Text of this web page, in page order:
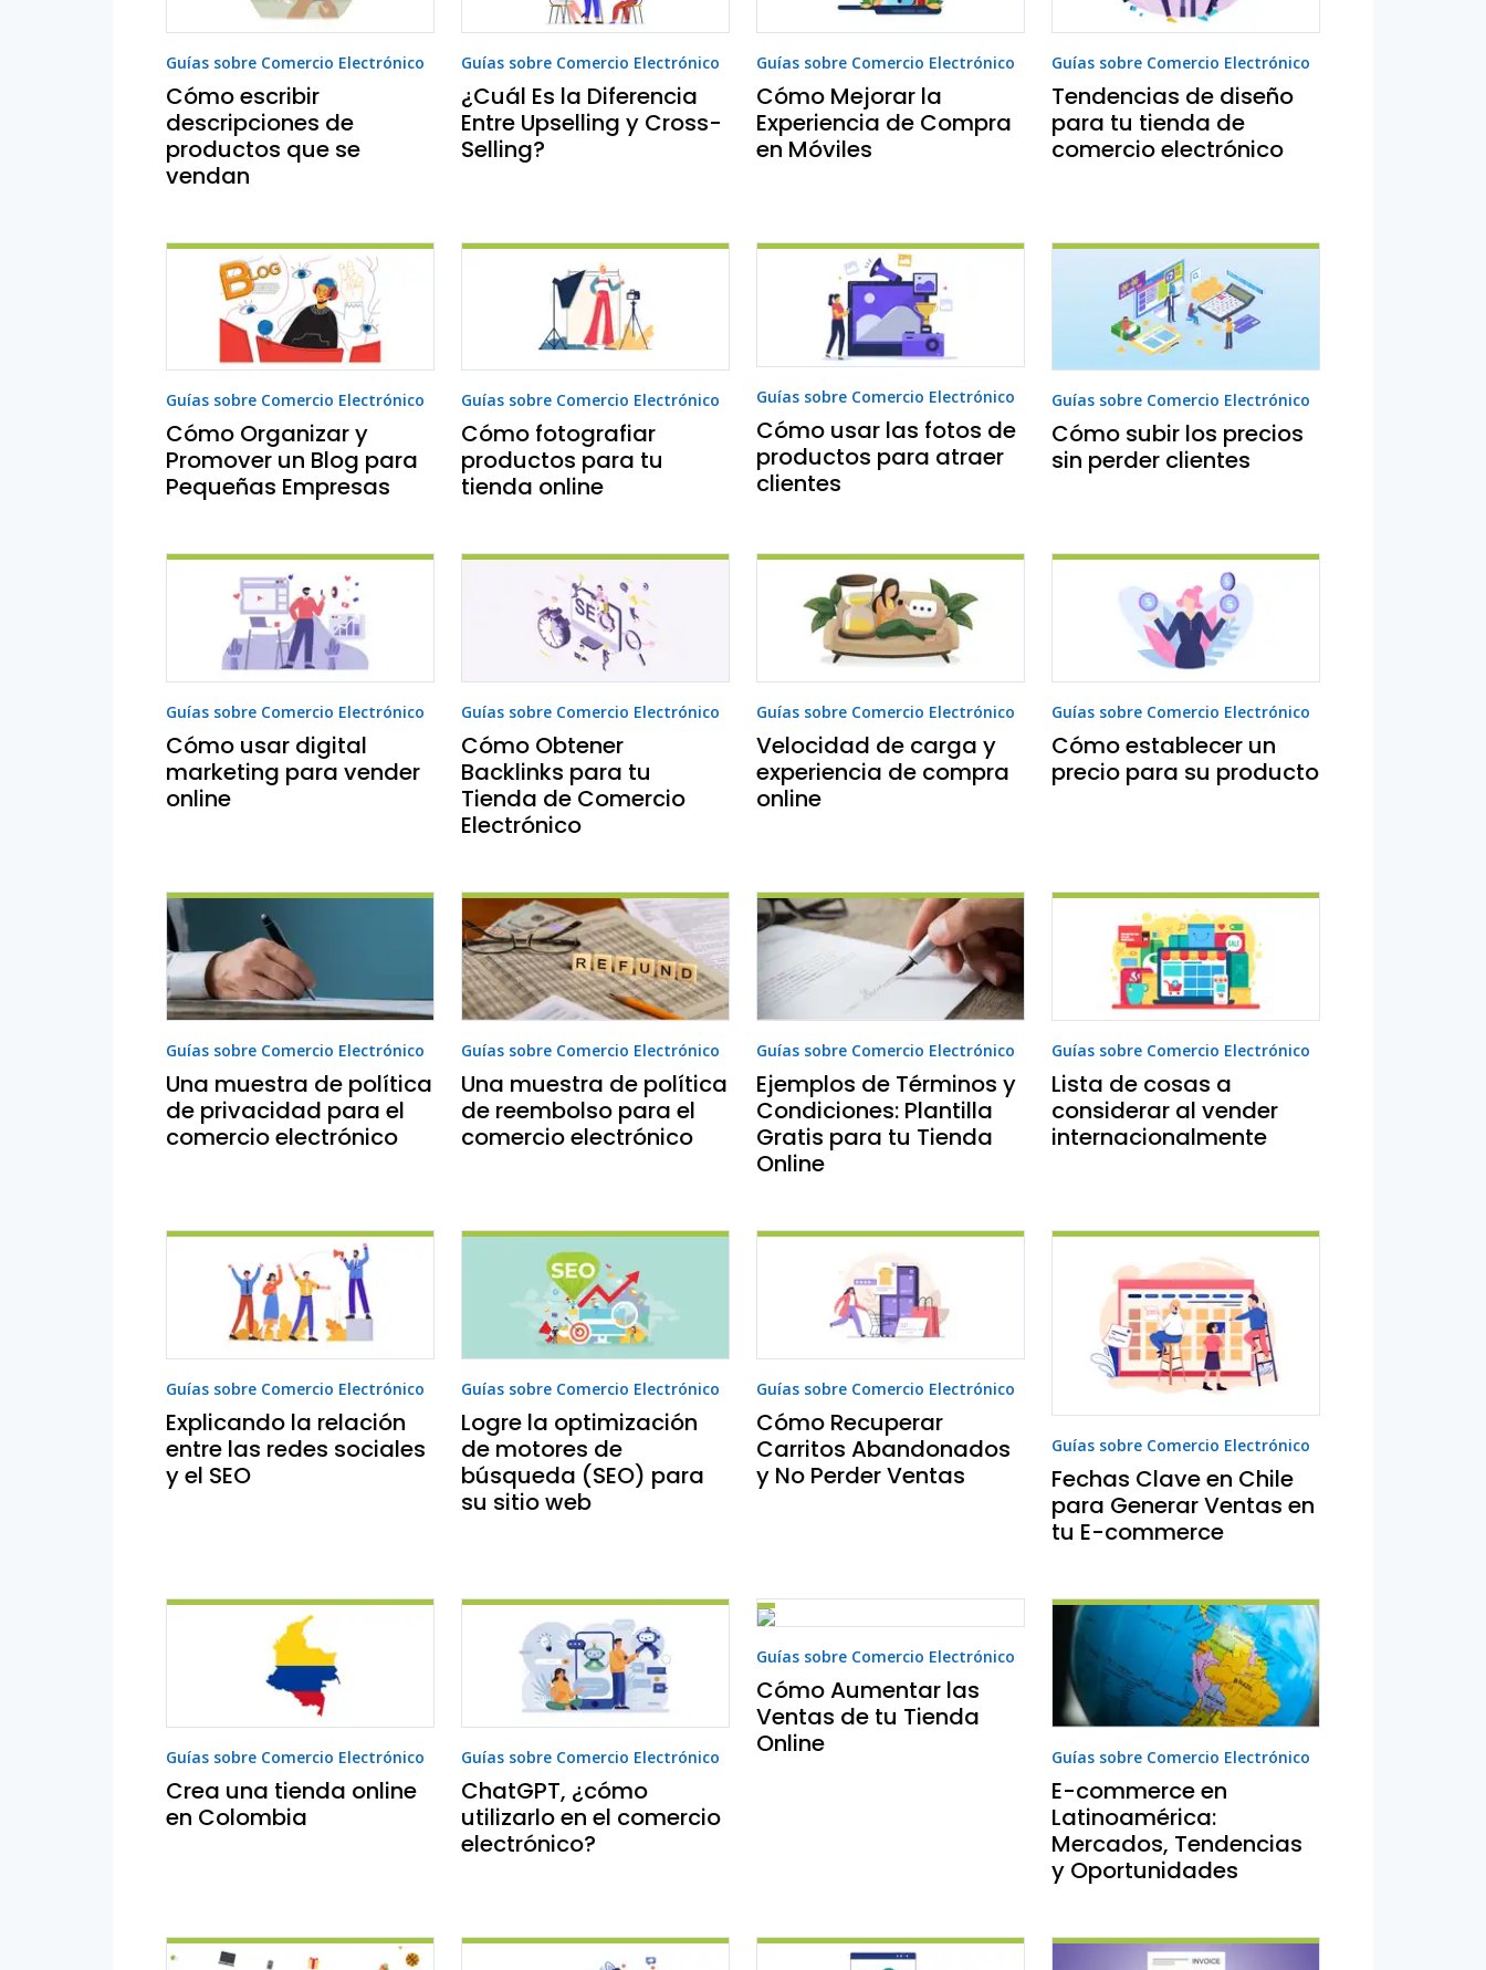
Guías sobre Comercio Electrónico
Cómo escribir
descripciones de
productos que se
vendan
Guías sobre Comercio Electrónico
¿Cuál Es la Diferencia
Entre Upselling y Cross-
Selling?
Guías sobre Comercio Electrónico
Cómo Mejorar la
Experiencia de Compra
en Móviles
Guías sobre Comercio Electrónico
Tendencias de diseño
para tu tienda de
comercio electrónico
Guías sobre Comercio Electrónico
Cómo Organizar y
Promover un Blog para
Pequeñas Empresas
Guías sobre Comercio Electrónico
Cómo fotografiar
productos para tu
tienda online
Guías sobre Comercio Electrónico
Cómo usar las fotos de
productos para atraer
clientes
Guías sobre Comercio Electrónico
Cómo subir los precios
sin perder clientes
Guías sobre Comercio Electrónico
Cómo usar digital
marketing para vender
online
Guías sobre Comercio Electrónico
Cómo Obtener
Backlinks para tu
Tienda de Comercio
Electrónico
Guías sobre Comercio Electrónico
Velocidad de carga y
experiencia de compra
online
Guías sobre Comercio Electrónico
Cómo establecer un
precio para su producto
Guías sobre Comercio Electrónico
Una muestra de política
de privacidad para el
comercio electrónico
Guías sobre Comercio Electrónico
Una muestra de política
de reembolso para el
comercio electrónico
Guías sobre Comercio Electrónico
Ejemplos de Términos y
Condiciones: Plantilla
Gratis para tu Tienda
Online
Guías sobre Comercio Electrónico
Lista de cosas a
considerar al vender
internacionalmente
Guías sobre Comercio Electrónico
Explicando la relación
entre las redes sociales
y el SEO
Guías sobre Comercio Electrónico
Logre la optimización
de motores de
búsqueda (SEO) para
su sitio web
Guías sobre Comercio Electrónico
Cómo Recuperar
Carritos Abandonados
y No Perder Ventas
Guías sobre Comercio Electrónico
Fechas Clave en Chile
para Generar Ventas en
tu E-commerce
Guías sobre Comercio Electrónico
Crea una tienda online
en Colombia
Guías sobre Comercio Electrónico
ChatGPT, ¿cómo
utilizarlo en el comercio
electrónico?
Guías sobre Comercio Electrónico
Cómo Aumentar las
Ventas de tu Tienda
Online
Guías sobre Comercio Electrónico
E-commerce en
Latinoamérica:
Mercados, Tendencias
y Oportunidades